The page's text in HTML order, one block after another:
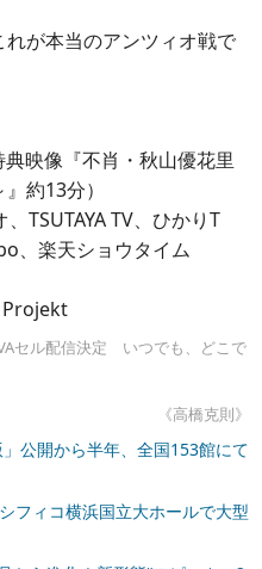
が本当のアンツィオ戦で
映像『不肖・秋山優花里
約13分）
TSUTAYA TV、ひかりT
、楽天ショウタイム
Projekt
セル配信決定 いつでも、どこで
《高橋克則》
公開から半年、全国153館にて
フィコ横浜国立大ホールで大型